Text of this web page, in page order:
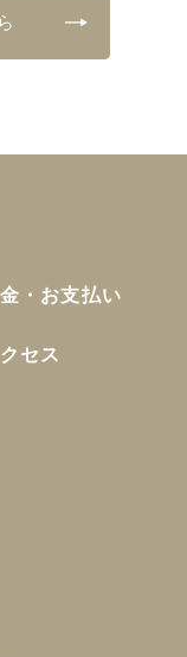
・お支払い
セス